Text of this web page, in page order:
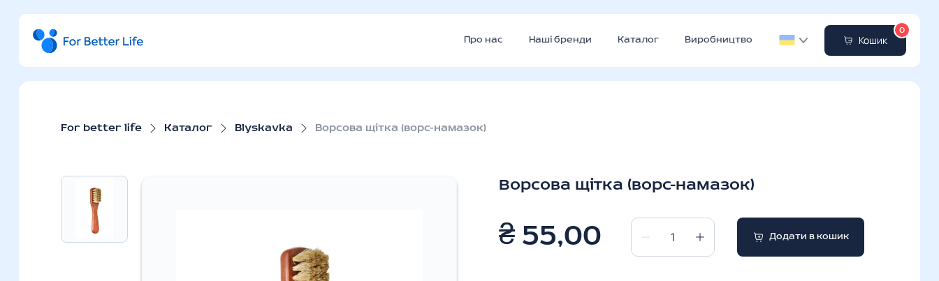
Про нас Наші бренди Каталог Виробництво Кошик
0
For better life Каталог Blyskavka Ворсова щітка (ворс-намазок)
Ворсова щітка (ворс-намазок)
55,00
₴
Ворсова
щітка
Додати в кошик